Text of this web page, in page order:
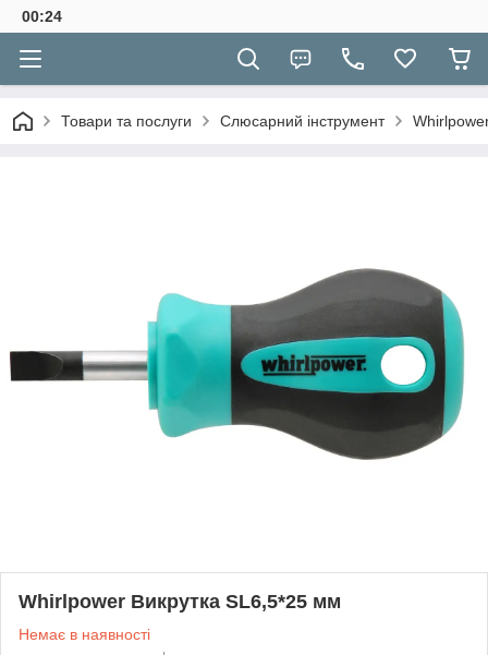
00:24
Товари та послуги Слюсарний інструмент
Whirlpower Викрутка SL6,5*25 мм
Немає в наявності